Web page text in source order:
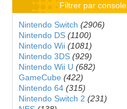
Filtrer par console
Nintendo Switch (2906)
Nintendo DS (1100)
Nintendo Wii (1081)
Nintendo 3DS (929)
Nintendo Wii U (682)
GameCube (422)
Nintendo 64 (315)
Nintendo Switch 2 (231)